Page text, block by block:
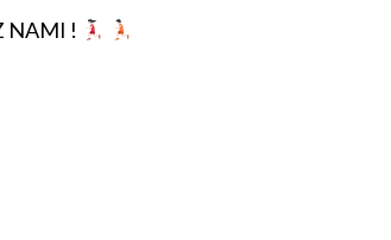
NAMI !